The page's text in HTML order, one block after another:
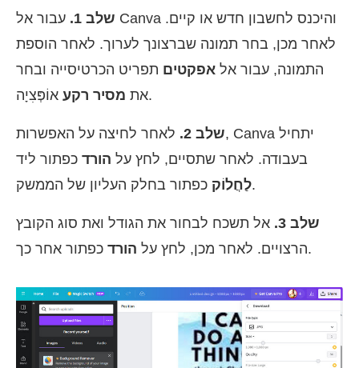
שלב 1.
עבור אל Canva והיכנס לחשבון חדש או קיים.
לאחר מכן, בחר תמונה שברצונך לערוך. לאחר הוספת
התמונה, עבור אל אפקטים תפריט הכרטיסייה ובחר
את מסיר רקע אוֹפְּצִיָה.
שלב 2.
לאחר לחיצה על האפשרות, Canva יתחיל
בעבודה. לאחר שתסיים, לחץ על הורד כפתור ליד
לַחֲלוֹקכפתור בחלק העליון של הממשק.
שלב 3.
אל תשכח לבחור את הגודל ואת סוג הקובץ
הרצויים. לאחר מכן, לחץ על הורד כפתור אחר כך.